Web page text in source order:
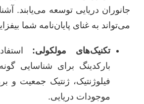
جانوران دریایی توسعه می‌یابند.
می‌تواند به غنای پایان‌نامه شما
تکنیک‌های مولکولی:
بارکدینگ برای شناسایی
فیلوژنتیک، ژنتیک جمعیت و
موجودات دریایی.